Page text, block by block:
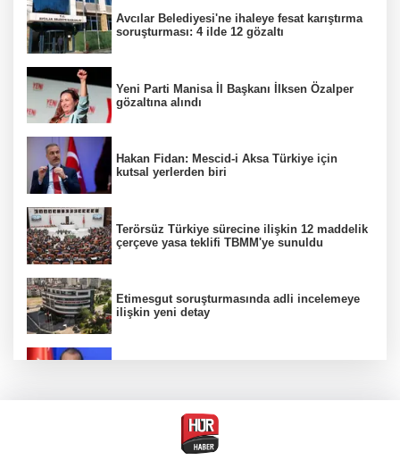
Avcılar Belediyesi'ne ihaleye fesat karıştırma
soruşturması: 4 ilde 12 gözaltı
Yeni Parti Manisa İl Başkanı İlksen Özalper
gözaltına alındı
Hakan Fidan: Mescid-i Aksa Türkiye için
kutsal yerlerden biri
Terörsüz Türkiye sürecine ilişkin 12 maddelik
çerçeve yasa teklifi TBMM'ye sunuldu
Etimesgut soruşturmasında adli incelemeye
ilişkin yeni detay
Firari olarak aranıyordu! Menderes Belediye
Başkan Yardımcısı yakalandı